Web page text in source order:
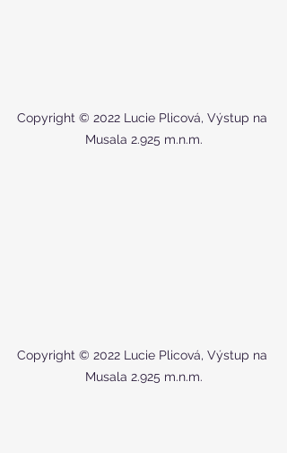
Copyright © 2022 Lucie Plicová, Výstup na
Musala 2.925 m.n.m.
Copyright © 2022 Lucie Plicová, Výstup na
Musala 2.925 m.n.m.